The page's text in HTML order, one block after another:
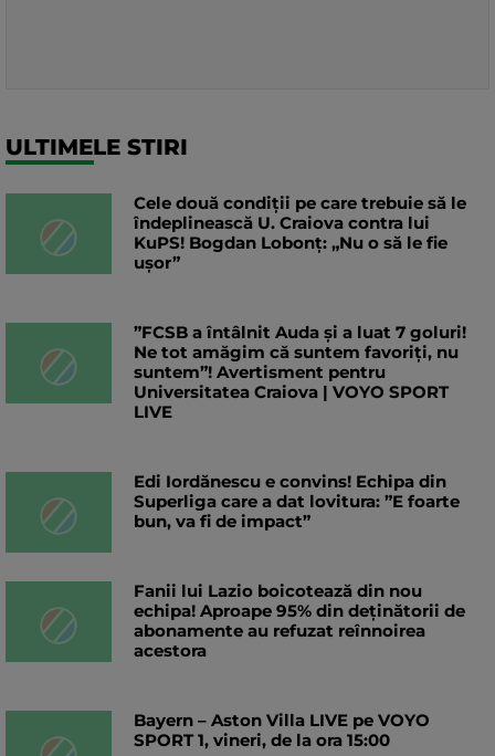
ULTIMELE STIRI
Cele două condiții pe care trebuie să le
îndeplinească U. Craiova contra lui
KuPS! Bogdan Lobonț: „Nu o să le fie
ușor”
”FCSB a întâlnit Auda și a luat 7 goluri!
Ne tot amăgim că suntem favoriți, nu
suntem”! Avertisment pentru
Universitatea Craiova | VOYO SPORT
LIVE
Edi Iordănescu e convins! Echipa din
Superliga care a dat lovitura: ”E foarte
bun, va fi de impact”
Fanii lui Lazio boicotează din nou
echipa! Aproape 95% din deținătorii de
abonamente au refuzat reînnoirea
acestora
Bayern – Aston Villa LIVE pe VOYO
SPORT 1, vineri, de la ora 15:00